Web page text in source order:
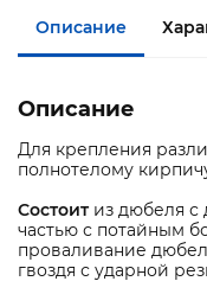
Описание
Описание
Для крепления
полнотелому
Состоит из дюбеля с
частью с потайным
проваливание
гвоздя с ударной